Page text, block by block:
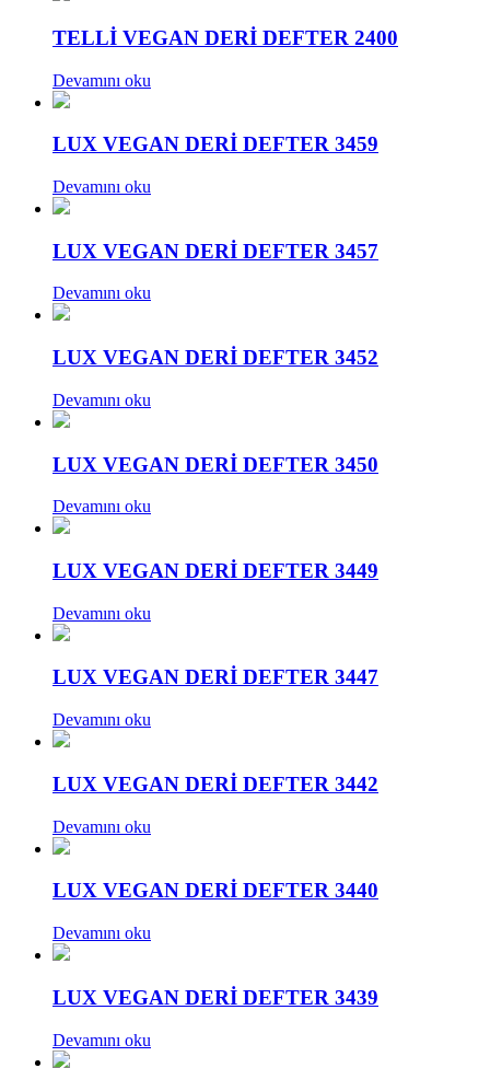
TELLİ VEGAN DERİ DEFTER 2400
Devamını oku
LUX VEGAN DERİ DEFTER 3459
Devamını oku
LUX VEGAN DERİ DEFTER 3457
Devamını oku
LUX VEGAN DERİ DEFTER 3452
Devamını oku
LUX VEGAN DERİ DEFTER 3450
Devamını oku
LUX VEGAN DERİ DEFTER 3449
Devamını oku
LUX VEGAN DERİ DEFTER 3447
Devamını oku
LUX VEGAN DERİ DEFTER 3442
Devamını oku
LUX VEGAN DERİ DEFTER 3440
Devamını oku
LUX VEGAN DERİ DEFTER 3439
Devamını oku